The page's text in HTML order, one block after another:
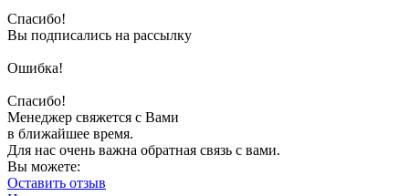
Спасибо!
Вы подписались на рассылку
Ошибка!
Спасибо!
Менеджер свяжется с Вами
в ближайшее время.
Для нас очень важна обратная связь с вами.
Вы можете:
Оставить отзыв